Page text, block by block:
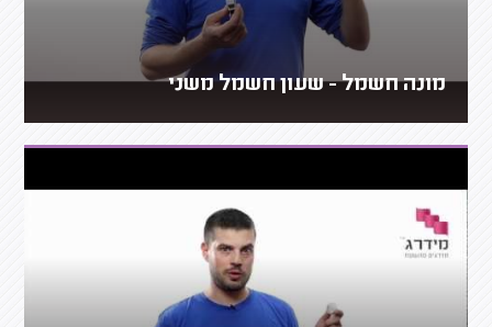
מונה חשמל - שעון חשמל משני